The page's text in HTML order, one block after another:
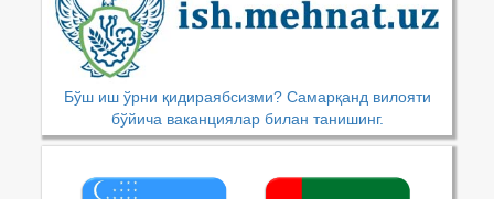
Бўш иш ўрни қидираябсизми? Самарқанд вилояти
бўйича ваканциялар билан танишинг.